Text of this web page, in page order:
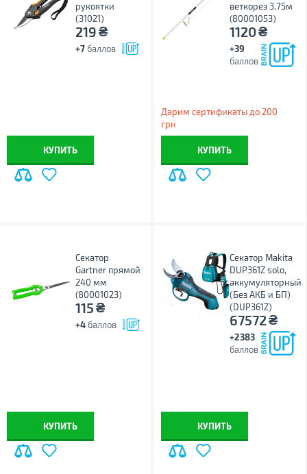
рукоятки
(31021)
219₴
+7 баллов
КУПИТЬ
веткорез 3,75м
(80001053)
1120₴
+39
баллов
Дарим сертификаты до 200
грн
КУПИТЬ
Секатор
Gartner прямой
240 мм
(80001023)
115₴
+4 баллов
КУПИТЬ
Секатор Makita
DUP361Z solo,
аккумуляторный
(Без АКБ и БП)
(DUP361Z)
67572₴
+2383
баллов
КУПИТЬ